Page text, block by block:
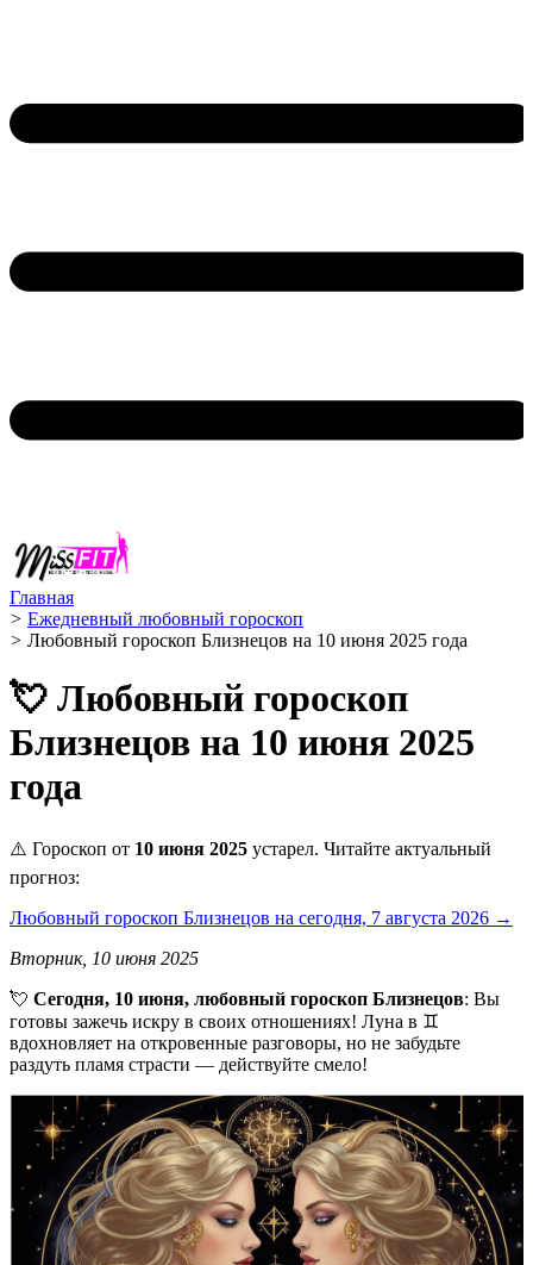
Главная
> Ежедневный любовный гороскоп
> Любовный гороскоп Близнецов на 10 июня 2025 года
💘 Любовный гороскоп
Близнецов на 10 июня 2025
года
⚠️ Гороскоп от 10 июня 2025 устарел. Читайте актуальный
прогноз:
Любовный гороскоп Близнецов на сегодня, 7 августа 2026 →
Вторник, 10 июня 2025
💘 Сегодня, 10 июня, любовный гороскоп Близнецов: Вы
готовы зажечь искру в своих отношениях! Луна в ♊️
вдохновляет на откровенные разговоры, но не забудьте
раздуть пламя страсти — действуйте смело!